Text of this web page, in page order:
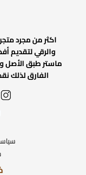
اكثر من مجرد
والرقي لتقديم
ماستر طبق الأصل
الفارق لذلك